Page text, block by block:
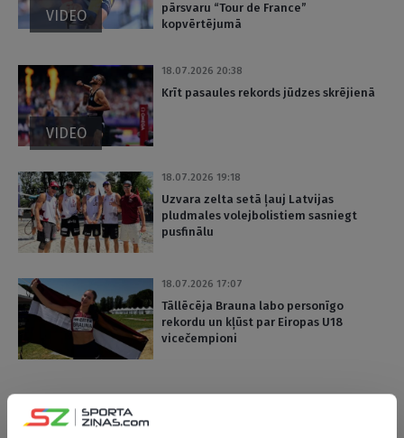
VIDEO
pārsvaru “Tour de France”
kopvērtējumā
VIDEO
18.07.2026 20:38
Krīt pasaules rekords jūdzes skrējienā
18.07.2026 19:18
Uzvara zelta setā ļauj Latvijas
pludmales volejbolistiem sasniegt
pusfinālu
18.07.2026 17:07
Tāllēcēja Brauna labo personīgo
rekordu un kļūst par Eiropas U18
vicečempioni